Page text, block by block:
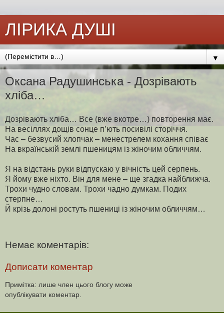
ЛІРИКА ДУШІ
▼
Оксана Радушинська - Дозрівають
хліба…
Дозрівають хліба… Все (вже вкотре…) повторення має.
На весіллях дощів сонце п’ють посивілі сторіччя.
Час – безвусий хлопчак – менестрелем кохання співає
На вкраїнській землі пшеницям із жіночим обличчям.
Я на відстань руки відпускаю у вічність цей серпень.
Я йому вже ніхто. Він для мене – ще згадка найближча.
Трохи чудно словам. Трохи чадно думкам. Подих
стерпне…
Й крізь долоні ростуть пшениці із жіночим обличчям…
Немає коментарів:
Дописати коментар
Примітка: лише член цього блогу може
опублікувати коментар.